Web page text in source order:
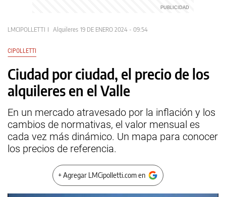
LMCIPOLLETTI Alquileres 19 DE ENERO 2024 - 09:54
CIPOLLETTI
Ciudad por ciudad, el precio de los
alquileres en el Valle
En un mercado atravesado por la inflación y los
cambios de normativas, el valor mensual es
cada vez más dinámico. Un mapa para conocer
los precios de referencia.
+ Agregar LMCipolletti.com en